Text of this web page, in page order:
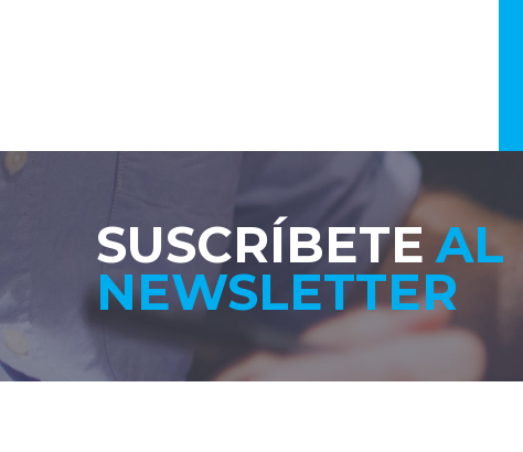
SUSCRÍBETEAL
NEWSLETTER